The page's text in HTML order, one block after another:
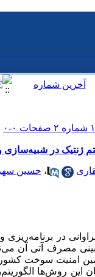
ژنتیک در
، حسین
در
مصرف آتی آن
تامین امنیت سوخت
روش‌ها